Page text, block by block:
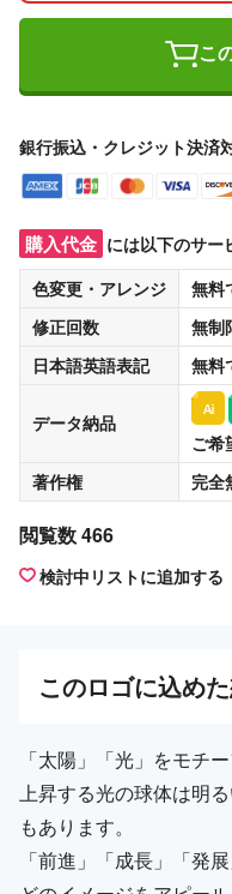
こ
銀行振込・クレジット決済
購入代金 には以下のサー
色変更・アレンジ
無料
修正回数
無制
日本語英語表記
無料
データ納品
ご希
著作権
完全
閲覧数 466
検討中リストに追加する
このロゴに込め
「太陽」「光」をモチ
上昇する光の球体は明
もあります。
「前進」「成長」「発